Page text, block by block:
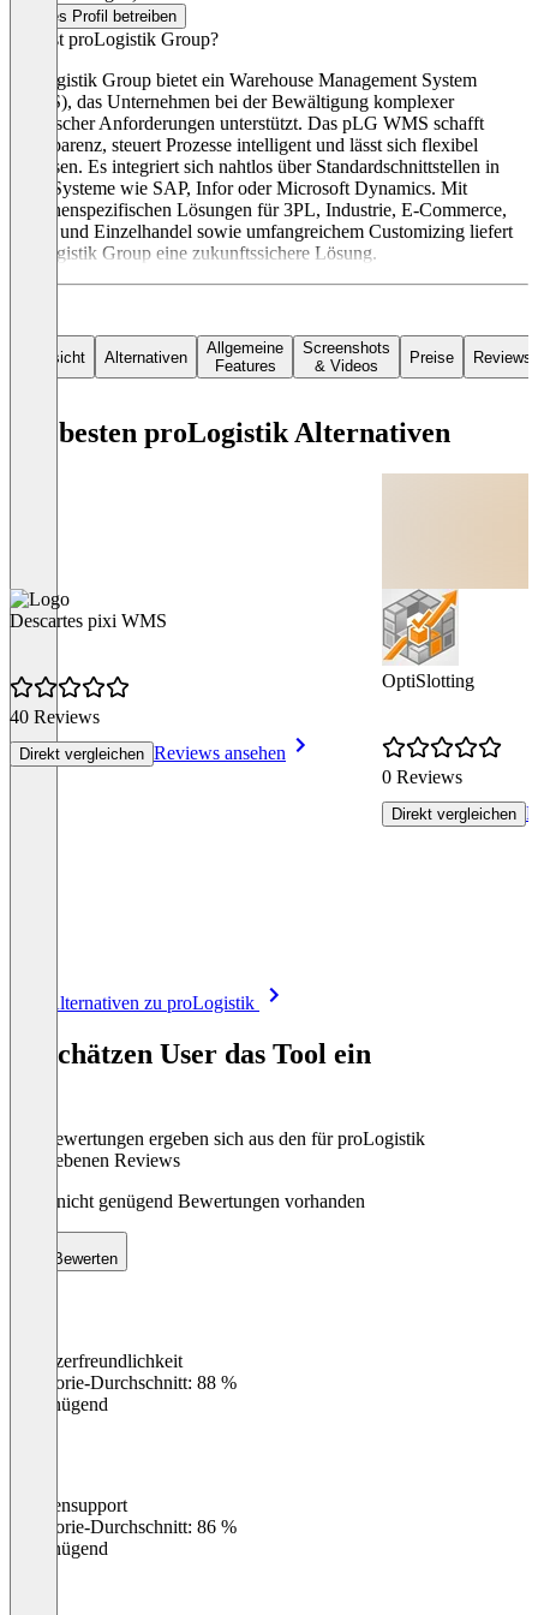
Dieses Profil betreiben
Was ist proLogistik Group?
proLogistik Group bietet ein Warehouse Management System
(WMS), das Unternehmen bei der Bewältigung komplexer
logistischer Anforderungen unterstützt. Das pLG WMS schafft
Transparenz, steuert Prozesse intelligent und lässt sich flexibel
anpassen. Es integriert sich nahtlos über Standardschnittstellen in
ERP-Systeme wie SAP, Infor oder Microsoft Dynamics. Mit
branchenspezifischen Lösungen für 3PL, Industrie, E-Commerce,
Groß- und Einzelhandel sowie umfangreichem Customizing liefert
proLogistik Group eine zukunftssichere Lösung.
Übersicht Alternativen
Allgemeine
Features
Screenshots
& Videos
Preise Reviews
Die besten proLogistik Alternativen
Descartes pixi WMS
40 Reviews
Direkt vergleichen Reviews ansehen
OptiSlotting
0 Reviews
Direkt vergleichen
Alle Alternativen zu proLogistik
So schätzen User das Tool ein
Die Bewertungen ergeben sich aus den für proLogistik
abgegebenen Reviews
Noch nicht genügend Bewertungen vorhanden
Bewerten
Benutzerfreundlichkeit
Kategorie-Durchschnitt: 88 %
Ungenügend
Kundensupport
Kategorie-Durchschnitt: 86 %
Ungenügend